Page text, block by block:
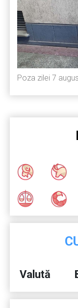
Poza zilei 7
Valută